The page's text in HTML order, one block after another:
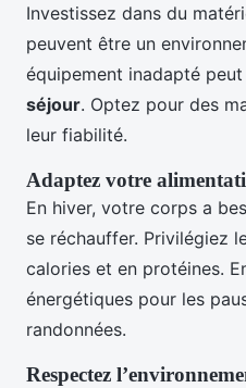
Investissez dans du
peuvent être un
équipement inadapté
séjour. Optez pour des
leur fiabilité.
Adaptez votre
En hiver, votre corps a
se réchauffer. Privilégiez
calories et en protéines.
énergétiques pour les
randonnées.
Respectez